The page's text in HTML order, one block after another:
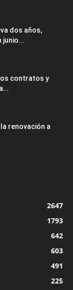
dos años,
junio...
contratos y
renovación a
2647
1793
642
603
491
225